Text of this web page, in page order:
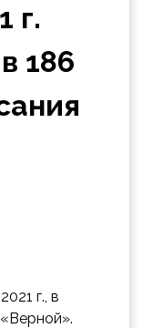
г.
186
г., в